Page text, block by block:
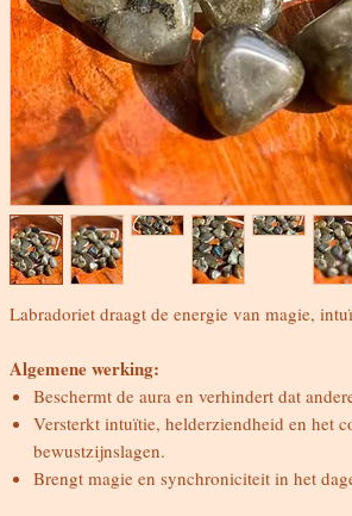
Labradoriet draagt de energie van magie,
Algemene werking:
Beschermt de aura en verhindert dat
Versterkt intuïtie, helderziendheid en het
bewustzijnslagen.
Brengt magie en synchroniciteit in het